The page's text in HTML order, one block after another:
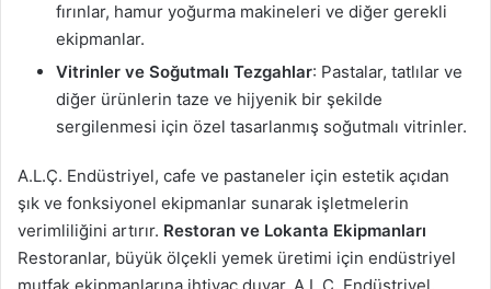
fırınlar, hamur yoğurma makineleri ve diğer gerekli
ekipmanlar.
Vitrinler ve Soğutmalı Tezgahlar: Pastalar, tatlılar ve
diğer ürünlerin taze ve hijyenik bir şekilde
sergilenmesi için özel tasarlanmış soğutmalı vitrinler.
A.L.Ç. Endüstriyel, cafe ve pastaneler için estetik açıdan
şık ve fonksiyonel ekipmanlar sunarak işletmelerin
verimliliğini artırır. Restoran ve Lokanta Ekipmanları
Restoranlar, büyük ölçekli yemek üretimi için endüstriyel